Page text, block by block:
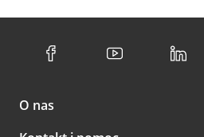
O nas